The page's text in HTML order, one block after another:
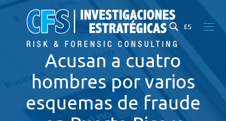
ES
Acusan a cuatro
hombres por varios
esquemas de fraude